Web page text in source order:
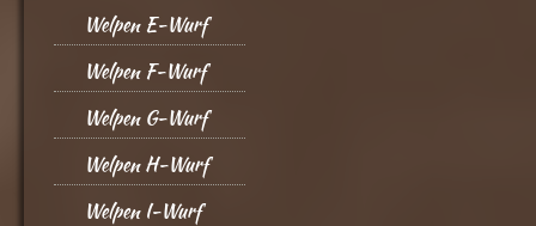
Welpen E-Wurf
Welpen F-Wurf
Welpen G-Wurf
Welpen H-Wurf
Welpen I-Wurf